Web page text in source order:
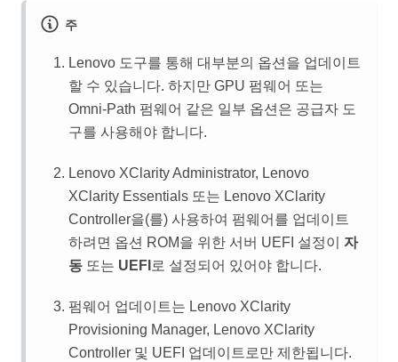
주
Lenovo 도구를 통해 대부분의 옵션을 업데이트
할 수 있습니다. 하지만 GPU 펌웨어 또는
Omni-Path 펌웨어 같은 일부 옵션은 공급자 도
구를 사용해야 합니다.
Lenovo XClarity Administrator, Lenovo
XClarity Essentials 또는 Lenovo XClarity
Controller을(를) 사용하여 펌웨어를 업데이트
하려면 옵션 ROM을 위한 서버 UEFI 설정이 자
동 또는 UEFI 로 설정되어 있어야 합니다.
펌웨어 업데이트는 Lenovo XClarity
Provisioning Manager, Lenovo XClarity
Controller 및 UEFI 업데이트로만 제한됩니다.